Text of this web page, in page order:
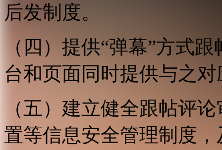
后发制度。
（四）提供“弹幕”方式
台和页面同时提供与之
（五）建立健全跟帖评
置等信息安全管理制度